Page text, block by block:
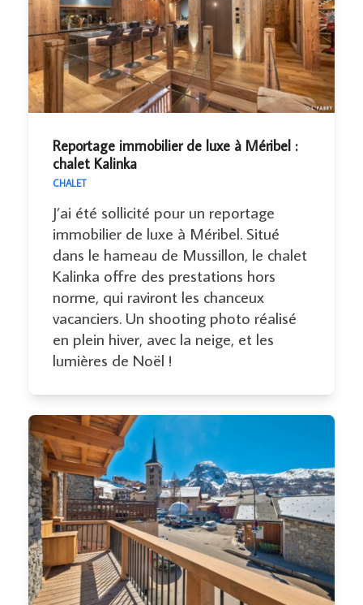
Reportage immobilier de luxe à Méribel :
chalet Kalinka
CHALET
J’ai été sollicité pour un reportage
immobilier de luxe à Méribel. Situé
dans le hameau de Mussillon, le chalet
Kalinka offre des prestations hors
norme, qui raviront les chanceux
vacanciers. Un shooting photo réalisé
en plein hiver, avec la neige, et les
lumières de Noël !